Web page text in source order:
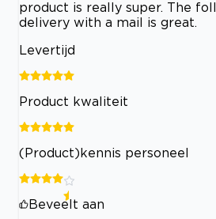
product is really super. The
delivery with a mail is great.
Levertijd
Product kwaliteit
(Product)kennis personeel
Beveelt aan